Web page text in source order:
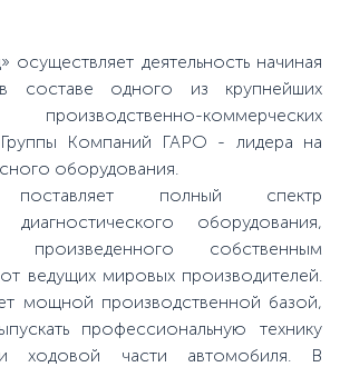
деятельность начиная
одного из крупнейших
производственно-коммерческих
Компаний ГАРО - лидера на
оборудования.
поставляет полный спектр
диагностического оборудования,
произведенного собственным
ведущих мировых производителей.
мощной производственной базой,
профессиональную технику
ходовой части автомобиля. В